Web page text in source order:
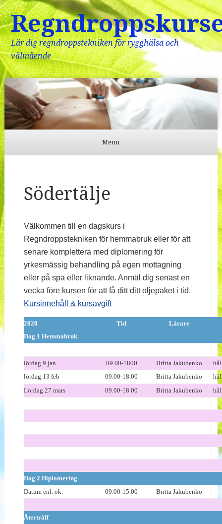
Lär dig regndroppstekniken för rygghälsa och
välmående
Menu
Södertälje
Välkommen till en dagskurs i
Regndroppstekniken för hemmabruk eller för att
senare komplettera med diplomering för
yrkesmässig behandling på egen mottagning
eller på spa eller liknande. Anmäl dig senast en
vecka före kursen för att få ditt ditt oljepaket i tid.
Kursinnehåll & kursavgift
2020
Dag 1 Hemmabruk
Tid Lärare
lördag 9 jan 09.00-1800 Britta Jakubenko
lördag 13 feb
09.00-18.00 Britta Jakubenko
Lördag 27 mars
09.00-18.00 Britta Jakubenko
Dag 2 Diplomering
Datum enl. ök.
09.00-15.00 Britta Jakubenko
Återträff